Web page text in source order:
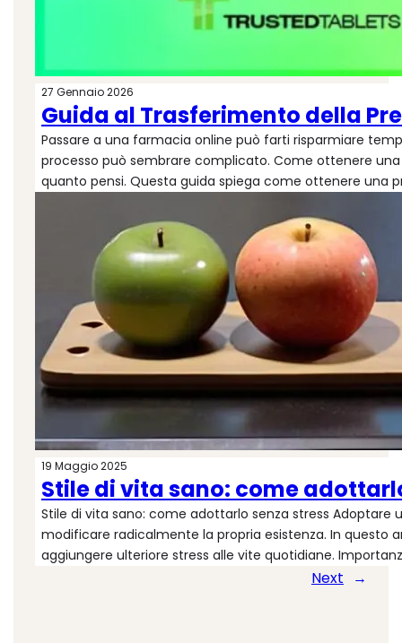
27 Gennaio 2026
Guida al Trasferimento della
Passare a una farmacia online può farti risparmiare
processo può sembrare complicato. Come ottenere
quanto pensi. Questa guida spiega come ottenere una
19 Maggio 2025
Stile di vita sano: come
Stile di vita sano: come adottarlo senza stress
modificare radicalmente la propria esistenza. In questo
aggiungere ulteriore stress alle vite quotidiane.
Next →